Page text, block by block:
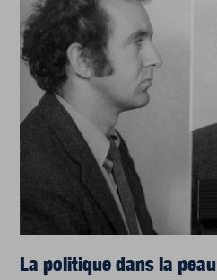
La politique dans la peau